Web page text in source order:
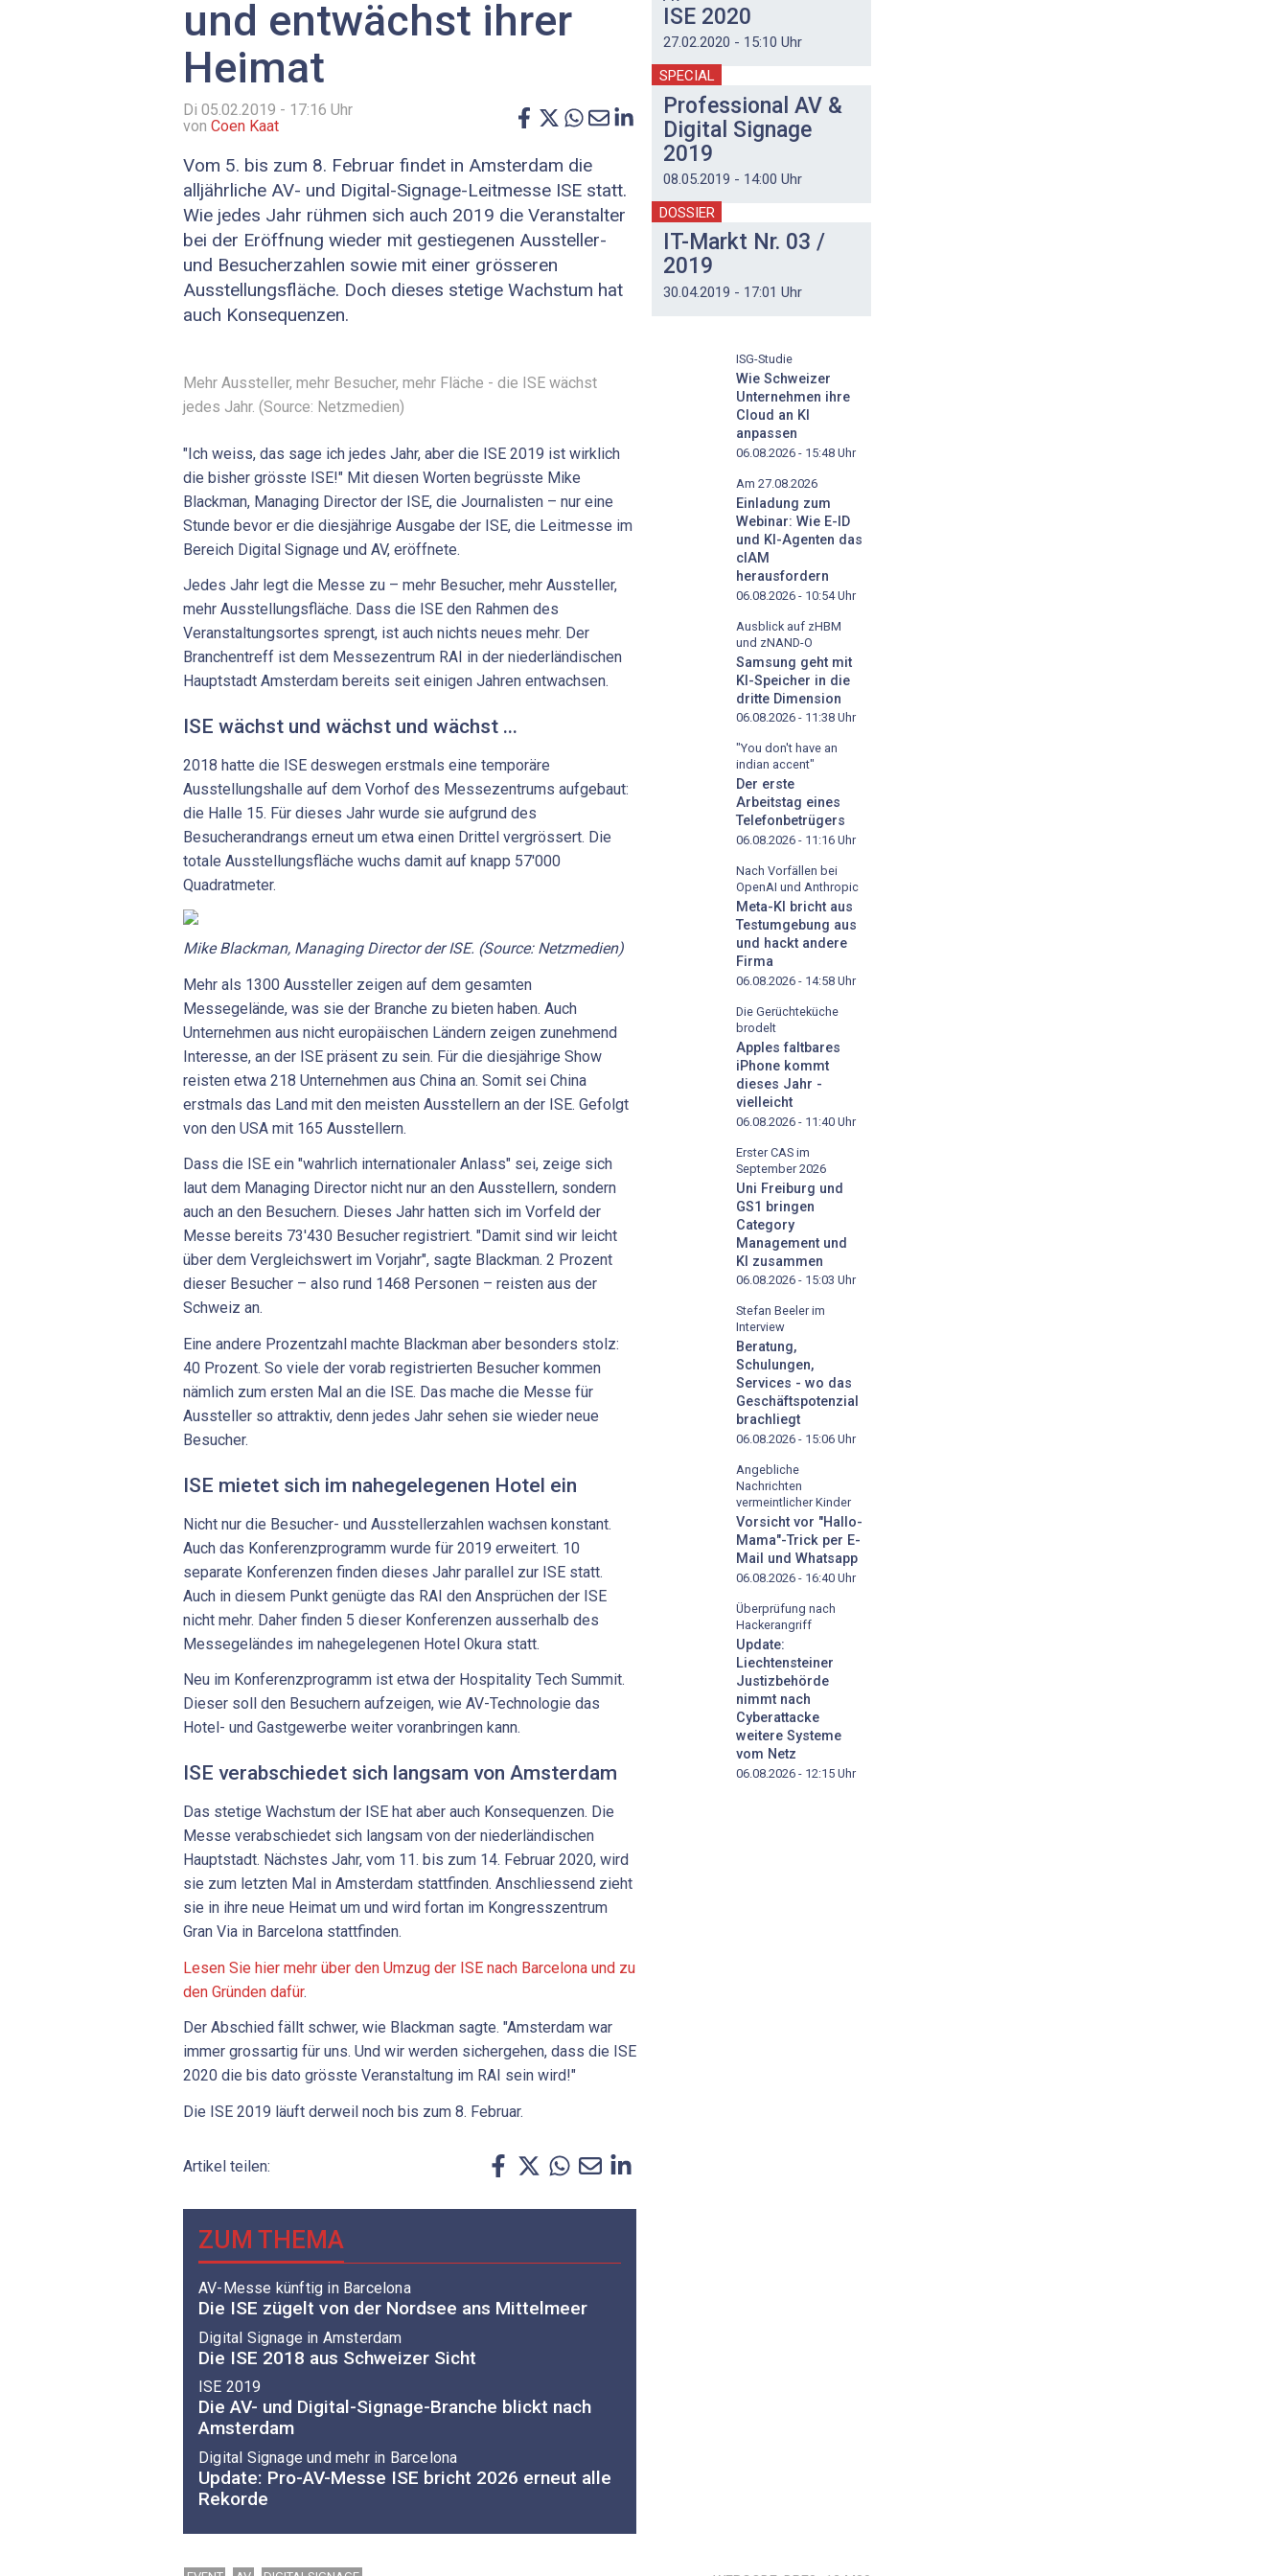
und entwächst ihrer
Heimat
Di 05.02.2019 - 17:16 Uhr
von Coen Kaat
Vom 5. bis zum 8. Februar findet in Amsterdam die
alljährliche AV- und Digital-Signage-Leitmesse ISE statt.
Wie jedes Jahr rühmen sich auch 2019 die Veranstalter
bei der Eröffnung wieder mit gestiegenen Aussteller-
und Besucherzahlen sowie mit einer grösseren
Ausstellungsfläche. Doch dieses stetige Wachstum hat
auch Konsequenzen.
Mehr Aussteller, mehr Besucher, mehr Fläche - die ISE wächst
jedes Jahr. (Source: Netzmedien)
"Ich weiss, das sage ich jedes Jahr, aber die ISE 2019 ist wirklich
die bisher grösste ISE!" Mit diesen Worten begrüsste Mike
Blackman, Managing Director der ISE, die Journalisten – nur eine
Stunde bevor er die diesjährige Ausgabe der ISE, die Leitmesse im
Bereich Digital Signage und AV, eröffnete.
Jedes Jahr legt die Messe zu – mehr Besucher, mehr Aussteller,
mehr Ausstellungsfläche. Dass die ISE den Rahmen des
Veranstaltungsortes sprengt, ist auch nichts neues mehr. Der
Branchentreff ist dem Messezentrum RAI in der niederländischen
Hauptstadt Amsterdam bereits seit einigen Jahren entwachsen.
ISE wächst und wächst und wächst ...
2018 hatte die ISE deswegen erstmals eine temporäre
Ausstellungshalle auf dem Vorhof des Messezentrums aufgebaut:
die Halle 15. Für dieses Jahr wurde sie aufgrund des
Besucherandrangs erneut um etwa einen Drittel vergrössert. Die
totale Ausstellungsfläche wuchs damit auf knapp 57'000
Quadratmeter.
Mike Blackman, Managing Director der ISE. (Source: Netzmedien)
Mehr als 1300 Aussteller zeigen auf dem gesamten
Messegelände, was sie der Branche zu bieten haben. Auch
Unternehmen aus nicht europäischen Ländern zeigen zunehmend
Interesse, an der ISE präsent zu sein. Für die diesjährige Show
reisten etwa 218 Unternehmen aus China an. Somit sei China
erstmals das Land mit den meisten Ausstellern an der ISE. Gefolgt
von den USA mit 165 Ausstellern.
Dass die ISE ein "wahrlich internationaler Anlass" sei, zeige sich
laut dem Managing Director nicht nur an den Ausstellern, sondern
auch an den Besuchern. Dieses Jahr hatten sich im Vorfeld der
Messe bereits 73'430 Besucher registriert. "Damit sind wir leicht
über dem Vergleichswert im Vorjahr", sagte Blackman. 2 Prozent
dieser Besucher – also rund 1468 Personen – reisten aus der
Schweiz an.
Eine andere Prozentzahl machte Blackman aber besonders stolz:
40 Prozent. So viele der vorab registrierten Besucher kommen
nämlich zum ersten Mal an die ISE. Das mache die Messe für
Aussteller so attraktiv, denn jedes Jahr sehen sie wieder neue
Besucher.
ISE mietet sich im nahegelegenen Hotel ein
Nicht nur die Besucher- und Ausstellerzahlen wachsen konstant.
Auch das Konferenzprogramm wurde für 2019 erweitert. 10
separate Konferenzen finden dieses Jahr parallel zur ISE statt.
Auch in diesem Punkt genügte das RAI den Ansprüchen der ISE
nicht mehr. Daher finden 5 dieser Konferenzen ausserhalb des
Messegeländes im nahegelegenen Hotel Okura statt.
Neu im Konferenzprogramm ist etwa der Hospitality Tech Summit.
Dieser soll den Besuchern aufzeigen, wie AV-Technologie das
Hotel- und Gastgewerbe weiter voranbringen kann.
ISE verabschiedet sich langsam von Amsterdam
Das stetige Wachstum der ISE hat aber auch Konsequenzen. Die
Messe verabschiedet sich langsam von der niederländischen
Hauptstadt. Nächstes Jahr, vom 11. bis zum 14. Februar 2020, wird
sie zum letzten Mal in Amsterdam stattfinden. Anschliessend zieht
sie in ihre neue Heimat um und wird fortan im Kongresszentrum
Gran Via in Barcelona stattfinden.
Lesen Sie hier mehr über den Umzug der ISE nach Barcelona und zu
den Gründen dafür.
Der Abschied fällt schwer, wie Blackman sagte. "Amsterdam war
immer grossartig für uns. Und wir werden sichergehen, dass die ISE
2020 die bis dato grösste Veranstaltung im RAI sein wird!"
Die ISE 2019 läuft derweil noch bis zum 8. Februar.
Artikel teilen:
ZUM THEMA
AV-Messe künftig in Barcelona
Die ISE zügelt von der Nordsee ans Mittelmeer
Digital Signage in Amsterdam
Die ISE 2018 aus Schweizer Sicht
ISE 2019
Die AV- und Digital-Signage-Branche blickt nach
Amsterdam
Digital Signage und mehr in Barcelona
Update: Pro-AV-Messe ISE bricht 2026 erneut alle
Rekorde
ISE 2020
27.02.2020 - 15:10 Uhr
SPECIAL
Professional AV &
Digital Signage
2019
08.05.2019 - 14:00 Uhr
DOSSIER
IT-Markt Nr. 03 /
2019
30.04.2019 - 17:01 Uhr
ISG-Studie
Wie Schweizer
Unternehmen ihre
Cloud an KI
anpassen
06.08.2026 - 15:48 Uhr
Am 27.08.2026
Einladung zum
Webinar: Wie E-ID
und KI-Agenten das
cIAM
herausfordern
06.08.2026 - 10:54Uhr
Ausblick auf zHBM
und zNAND-O
Samsung geht mit
KI-Speicher in die
dritte Dimension
06.08.2026 - 11:38 Uhr
"You don't have an
indian accent"
Der erste
Arbeitstag eines
Telefonbetrügers
06.08.2026 - 11:16 Uhr
Nach Vorfällen bei
OpenAI und Anthropic
Meta-KI bricht aus
Testumgebung aus
und hackt andere
Firma
06.08.2026 - 14:58 Uhr
Die Gerüchteküche
brodelt
Apples faltbares
iPhone kommt
dieses Jahr -
vielleicht
06.08.2026 - 11:40 Uhr
Erster CAS im
September 2026
Uni Freiburg und
GS1 bringen
Category
Management und
KI zusammen
06.08.2026 - 15:03 Uhr
Stefan Beeler im
Interview
Beratung,
Schulungen,
Services - wo das
Geschäftspotenzial
brachliegt
06.08.2026 - 15:06 Uhr
Angebliche
Nachrichten
vermeintlicher Kinder
Vorsicht vor "Hallo-
Mama"-Trick per E-
Mail und Whatsapp
06.08.2026 - 16:40 Uhr
Überprüfung nach
Hackerangriff
Update:
Liechtensteiner
Justizbehörde
nimmt nach
Cyberattacke
weitere Systeme
vom Netz
06.08.2026 - 12:15 Uhr